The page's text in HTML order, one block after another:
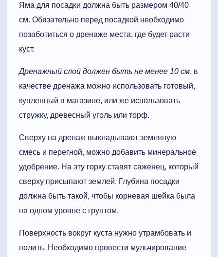
Яма для посадки должна быть размером 40/40
см. Обязательно перед посадкой необходимо
позаботиться о дренаже места, где будет расти
куст.
Дренажный слой должен быть не менее 10 см, в
качестве дренажа можно использовать готовый,
купленный в магазине, или же использовать
стружку, древесный уголь или торф.
Сверху на дренаж выкладывают земляную
смесь и перегной, можно добавить минеральное
удобрение. На эту горку ставят саженец, который
сверху присыпают землей. Глубина посадки
должна быть такой, чтобы корневая шейка была
на одном уровне с грунтом.
Поверхность вокруг куста нужно утрамбовать и
полить. Необходимо провести мульчирование